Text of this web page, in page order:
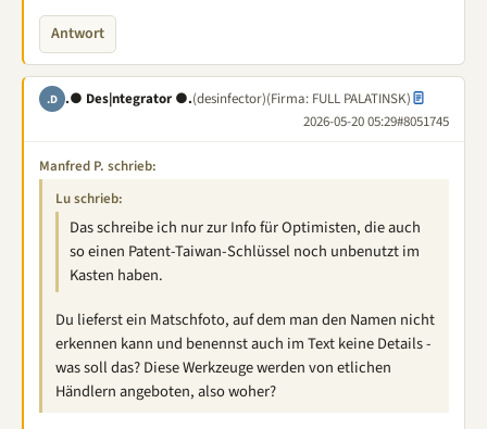
Antwort
.D .● Des|ntegrator ●.(desinfector)(Firma: FULL PALATINSK)
2026-05-20 05:29#8051745
Manfred P. schrieb:
Lu schrieb:
Das schreibe ich nur zur Info für Optimisten, die auch
so einen Patent-Taiwan-Schlüssel noch unbenutzt im
Kasten haben.
Du lieferst ein Matschfoto, auf dem man den Namen nicht
erkennen kann und benennst auch im Text keine Details -
was soll das? Diese Werkzeuge werden von etlichen
Händlern angeboten, also woher?